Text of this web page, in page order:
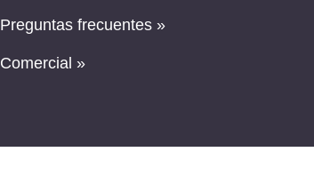
Preguntas frecuentes »
Comercial »